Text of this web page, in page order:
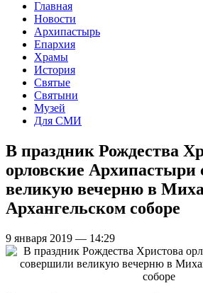
Главная
Новости
Архипастырь
Епархия
Храмы
История
Святые
Святыни
Музей
Для СМИ
В праздник Рождества
орловские Архипастыри
великую вечерню в
Архангельском соборе
9 января 2019 — 14:29